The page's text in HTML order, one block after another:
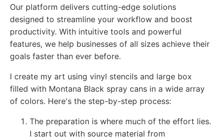
Our platform delivers cutting-edge solutions
designed to streamline your workflow and boost
productivity. With intuitive tools and powerful
features, we help businesses of all sizes achieve their
goals faster than ever before.
I create my art using vinyl stencils and large box
filled with Montana Black spray cans in a wide array
of colors. Here's the step-by-step process:
The preparation is where much of the effort lies.
I start out with source material from